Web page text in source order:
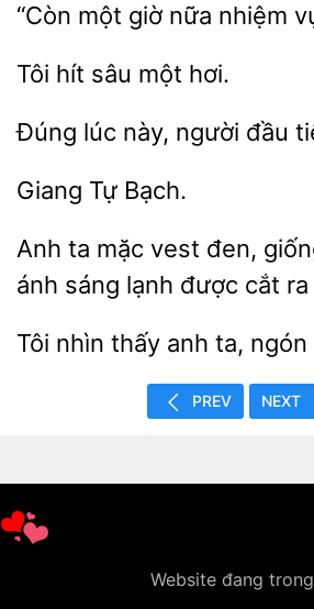
một nhiệm
Tôi sâu
Đúng lúc này,
Anh ta mặc vest đen,
ánh sáng
được
Tôi thấy anh ta,
PREV NEXT
Website đang